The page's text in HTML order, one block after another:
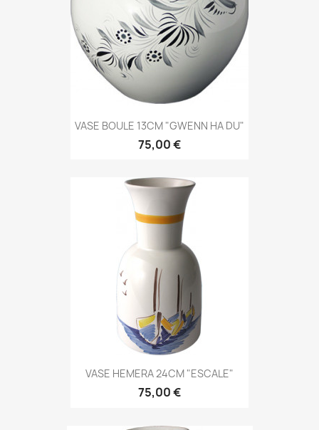
VASE BOULE 13CM "GWENN HA DU"
75,00 €
VASE HEMERA 24CM "ESCALE"
75,00 €